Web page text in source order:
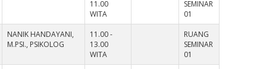
11.00
WITA
SEMINAR
01
NANIK HANDAYANI,
M.PSI., PSIKOLOG
11.00 -
13.00
WITA
RUANG
SEMINAR
01